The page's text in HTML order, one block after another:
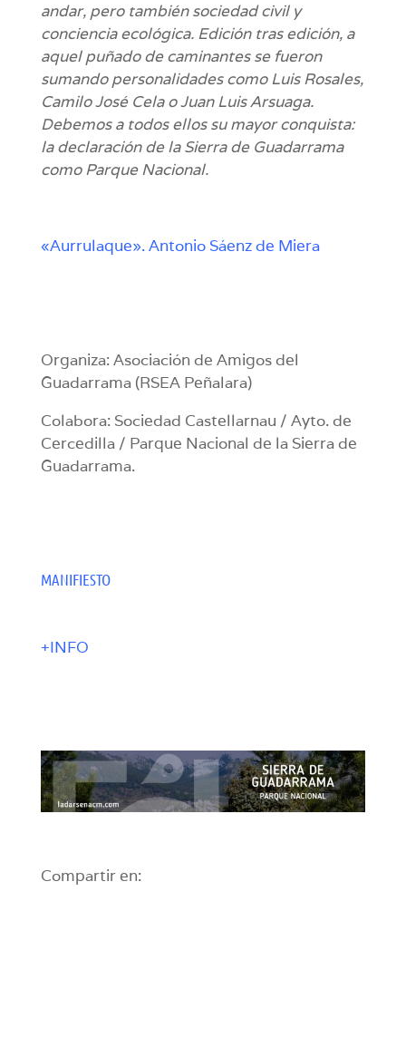
andar, pero también sociedad civil y
conciencia ecológica. Edición tras edición, a
aquel puñado de caminantes se fueron
sumando personalidades como Luis Rosales,
Camilo José Cela o Juan Luis Arsuaga.
Debemos a todos ellos su mayor conquista:
la declaración de la Sierra de Guadarrama
como Parque Nacional.
«Aurrulaque». Antonio Sáenz de Miera
Organiza: Asociación de Amigos del
Guadarrama (RSEA Peñalara)
Colabora: Sociedad Castellarnau / Ayto. de
Cercedilla / Parque Nacional de la Sierra de
Guadarrama.
MANIFIESTO
+INFO
Compartir en: